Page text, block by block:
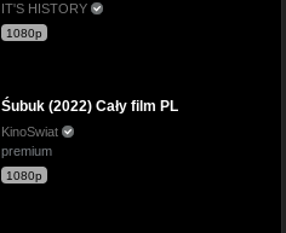
IT'S HISTORY
1080p
Śubuk (2022) Cały film PL
KinoSwiat
premium
1080p